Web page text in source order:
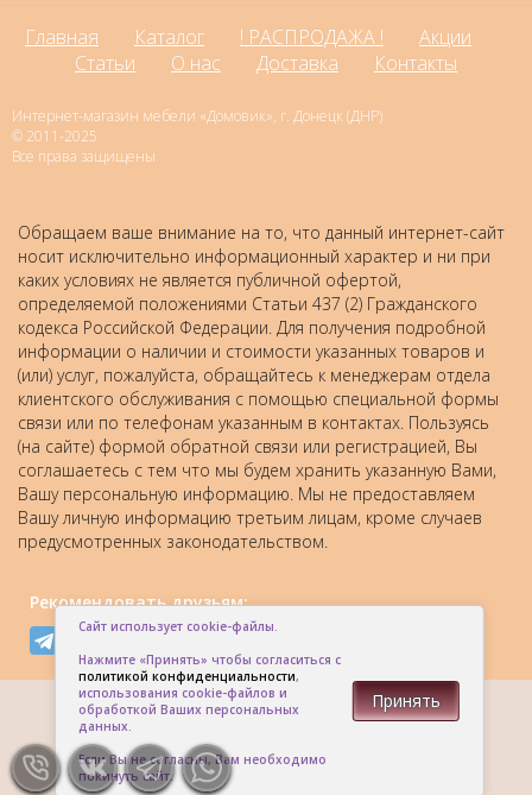
Главная Каталог ! РАСПРОДАЖА !
Акции
Статьи
О нас Доставка Контакты
Интернет-магазин мебели «Домовик», г. Донецк (ДНР)
© 2011-2025
Все права защищены
Обращаем ваше внимание на то, что данный интернет-сайт
носит исключительно информационный характер и ни при
каких условиях не является публичной офертой,
определяемой положениями Статьи 437 (2) Гражданского
кодекса Российской Федерации. Для получения подробной
информации о наличии и стоимости указанных товаров и
(или) услуг, пожалуйста, обращайтесь к менеджерам отдела
клиентского обслуживания с помощью специальной формы
связи или по телефонам указанным в контактах. Пользуясь
(на сайте) формой обратной связи или регистрацией, Вы
соглашаетесь с тем что мы будем хранить указанную Вами,
Вашу персональную информацию. Мы не предоставляем
Вашу личную информацию третьим лицам, кроме случаев
предусмотренных законодательством.
Рекомендовать друзьям:
Сайт использует cookie-файлы.
Нажмите «Принять» чтобы согласиться с
политикой конфиденциальности,
использования cookie-файлов и
обработкой Ваших персональных
данных.
Если Вы не согласны, Вам необходимо
покинуть сайт.
Принять